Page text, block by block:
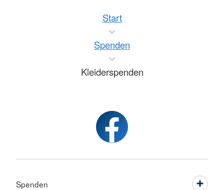
Start
Spenden
Kleiderspenden
Spenden